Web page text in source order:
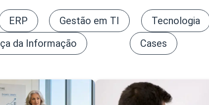
ERP Gestão em TI Tecnologia
da Informação
Cases